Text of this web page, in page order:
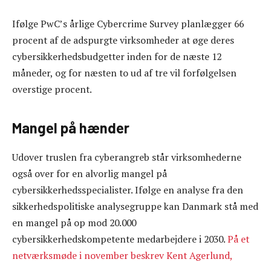
Ifølge PwC’s årlige Cybercrime Survey planlægger 66
procent af de adspurgte virksomheder at øge deres
cybersikkerhedsbudgetter inden for de næste 12
måneder, og for næsten to ud af tre vil forfølgelsen
overstige procent.
Mangel på hænder
Udover truslen fra cyberangreb står virksomhederne
også over for en alvorlig mangel på
cybersikkerhedsspecialister. Ifølge en analyse fra den
sikkerhedspolitiske analysegruppe kan Danmark stå med
en mangel på op mod 20.000
cybersikkerhedskompetente medarbejdere i 2030.På et
netværksmøde i november beskrev Kent Agerlund,